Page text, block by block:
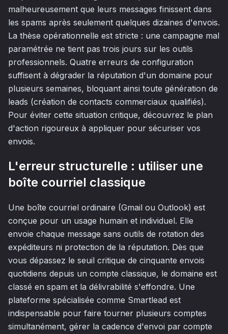
malheureusement que leurs messages finissent dans
les spams après seulement quelques dizaines d'envois.
La thèse opérationnelle est stricte : une campagne mal
paramétrée ne tient pas trois jours sur les outils
professionnels. Quatre erreurs de configuration
suffisent à dégrader la réputation d'un domaine pour
plusieurs semaines, bloquant ainsi toute génération de
leads (création de contacts commerciaux qualifiés).
Pour éviter cette situation critique, découvrez le plan
d'action rigoureux à appliquer pour sécuriser vos
envois.
L'erreur structurelle : utiliser une
boîte courriel classique
Une boîte courriel ordinaire (Gmail ou Outlook) est
conçue pour un usage humain et individuel. Elle
envoie chaque message sans outils de rotation des
expéditeurs ni protection de la réputation. Dès que
vous dépassez le seuil critique de cinquante envois
quotidiens depuis un compte classique, le domaine est
classé en spam et la délivrabilité s'effondre. Une
plateforme spécialisée comme Smartlead est
indispensable pour faire tourner plusieurs comptes
simultanément, gérer la cadence d'envoi par compte